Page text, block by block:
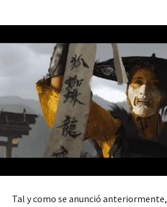
Tal y como se anunció anteriormente,